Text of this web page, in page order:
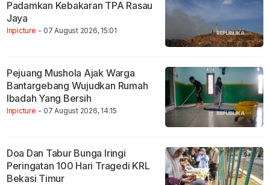
Padamkan Kebakaran TPA Rasau
Jaya
Inpicture - 07 August 2026, 15:01
Pejuang Mushola Ajak Warga
Bantargebang Wujudkan Rumah
Ibadah Yang Bersih
Inpicture - 07 August 2026, 14:15
Doa Dan Tabur Bunga Iringi
Peringatan 100 Hari Tragedi KRL
Bekasi Timur